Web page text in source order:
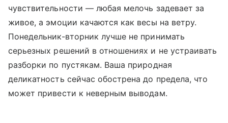
чувствительности — любая мелочь задевает за
живое, а эмоции качаются как весы на ветру.
Понедельник-вторник лучше не принимать
серьезных решений в отношениях и не устраивать
разборки по пустякам. Ваша природная
деликатность сейчас обострена до предела, что
может привести к неверным выводам.